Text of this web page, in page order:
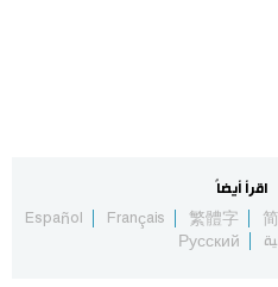
Русский
اقرأ أيضاً
繁體字
Français
Español
Русский